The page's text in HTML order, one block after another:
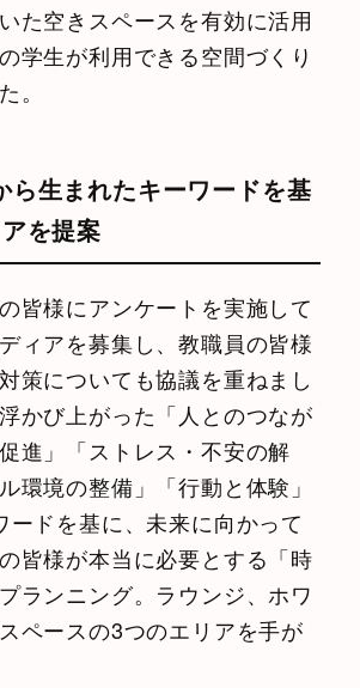
た空きスペースを有効に活用
学生が利用できる空間づくり
。
ら生まれたキーワードを基
を提案
皆様にアンケートを実施して
ィアを募集し、教職員の皆様
策についても協議を重ねまし
かび上がった「人とのつなが
進」「ストレス・不安の解
環境の整備」「行動と体験」
ードを基に、未来に向かって
皆様が本当に必要とする「時
ランニング。ラウンジ、ホワ
ペースの3つのエリアを手が